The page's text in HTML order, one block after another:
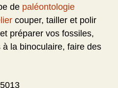
de paléontologie
couper, tailler et polir
préparer vos fossiles,
la binoculaire, faire des